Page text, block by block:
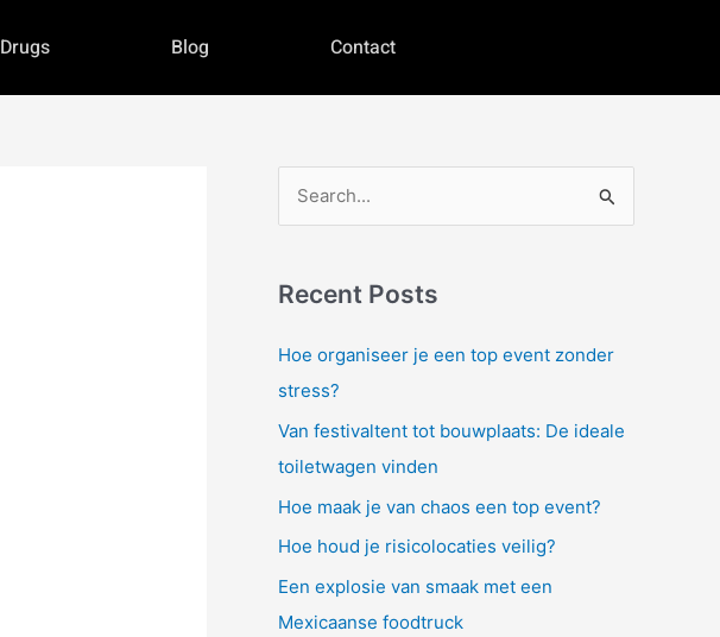
Drugs Blog Contact
r
c
:
Recent Posts
Hoe organiseer je een top event zonder
stress?
Van festivaltent tot bouwplaats: De ideale
toiletwagen vinden
Hoe maak je van chaos een top event?
Hoe houd je risicolocaties veilig?
Een explosie van smaak met een
Mexicaanse foodtruck